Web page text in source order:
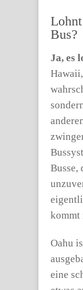
Bus?
Ja, es
Busse,
kommt
Oahu
eine